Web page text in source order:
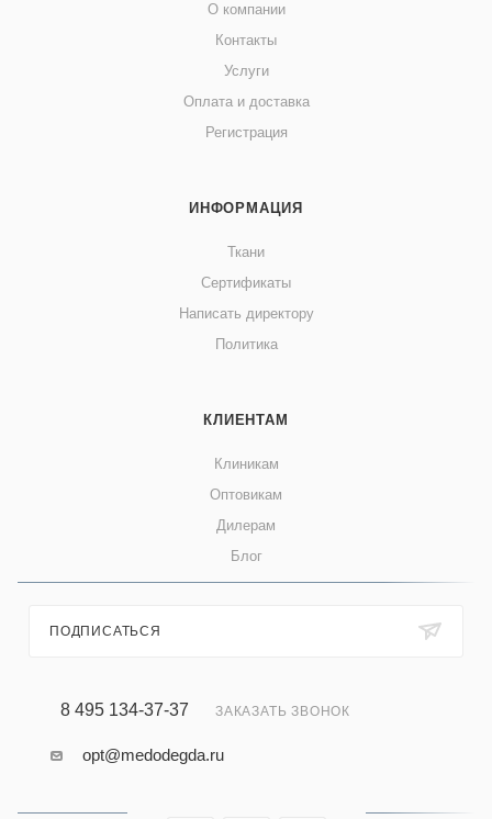
О компании
Контакты
Услуги
Оплата и доставка
Регистрация
ИНФОРМАЦИЯ
Ткани
Сертификаты
Написать директору
Политика
КЛИЕНТАМ
Клиникам
Оптовикам
Дилерам
Блог
ПОДПИСАТЬСЯ
8 495 134-37-37 ЗАКАЗАТЬ ЗВОНОК
opt@medodegda.ru